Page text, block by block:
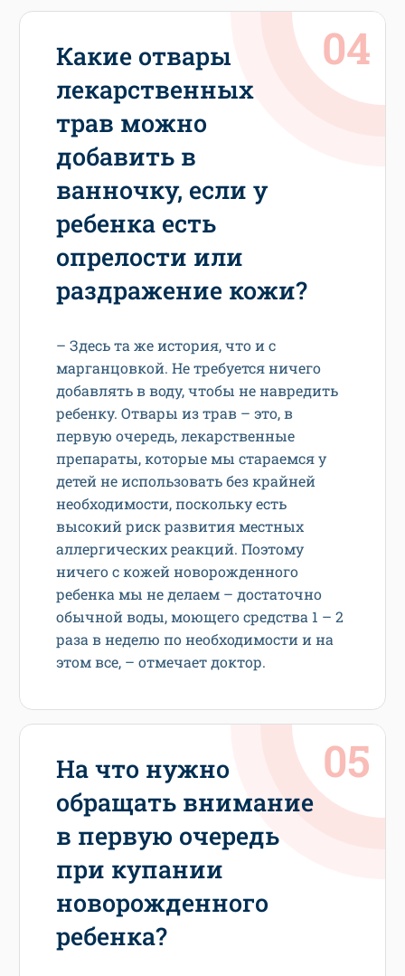
Какие отвары
лекарственных
трав можно
добавить в
ванночку, если у
ребенка есть
опрелости или
раздражение кожи?
– Здесь та же история, что и с
марганцовкой. Не требуется ничего
добавлять в воду, чтобы не навредить
ребенку. Отвары из трав – это, в
первую очередь, лекарственные
препараты, которые мы стараемся у
детей не использовать без крайней
необходимости, поскольку есть
высокий риск развития местных
аллергических реакций. Поэтому
ничего с кожей новорожденного
ребенка мы не делаем – достаточно
обычной воды, моющего средства 1 – 2
раза в неделю по необходимости и на
этом все, – отмечает доктор.
На что нужно
обращать внимание
в первую очередь
при купании
новорожденного
ребенка?